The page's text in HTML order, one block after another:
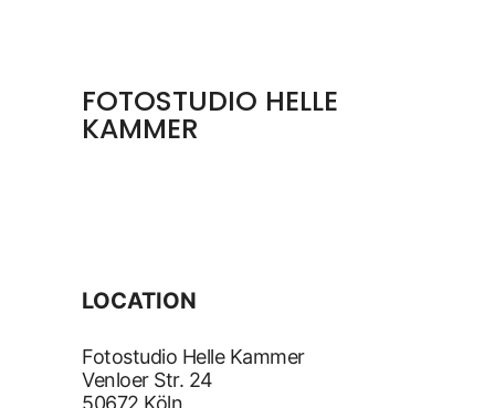
FOTOSTUDIO HELLE
KAMMER
LOCATION
Fotostudio Helle Kammer
Venloer Str. 24